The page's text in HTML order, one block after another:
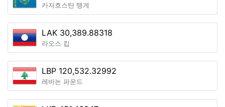
카자흐스탄 텡게
LAK 30,389.88318
라오스 킵
LBP 120,532.32992
레바논 파운드